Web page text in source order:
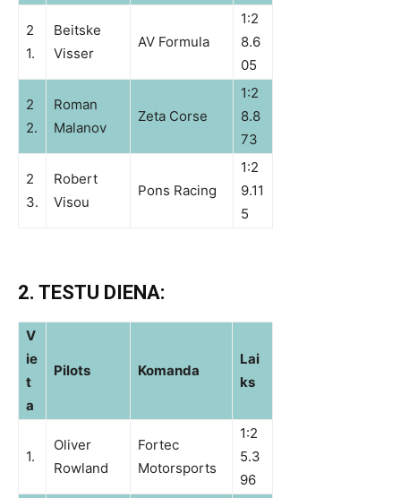
2
1.
Beitske
Visser
AV Formula
1:2
8.6
05
2
2.
Roman
Malanov
Zeta Corse
1:2
8.8
73
2
3.
Robert
Visou
Pons Racing
1:2
9.11
5
2. TESTU DIENA:
V
ie
t
a
Pilots Komanda
Lai
ks
1.
Oliver
Rowland
Fortec
Motorsports
1:2
5.3
96